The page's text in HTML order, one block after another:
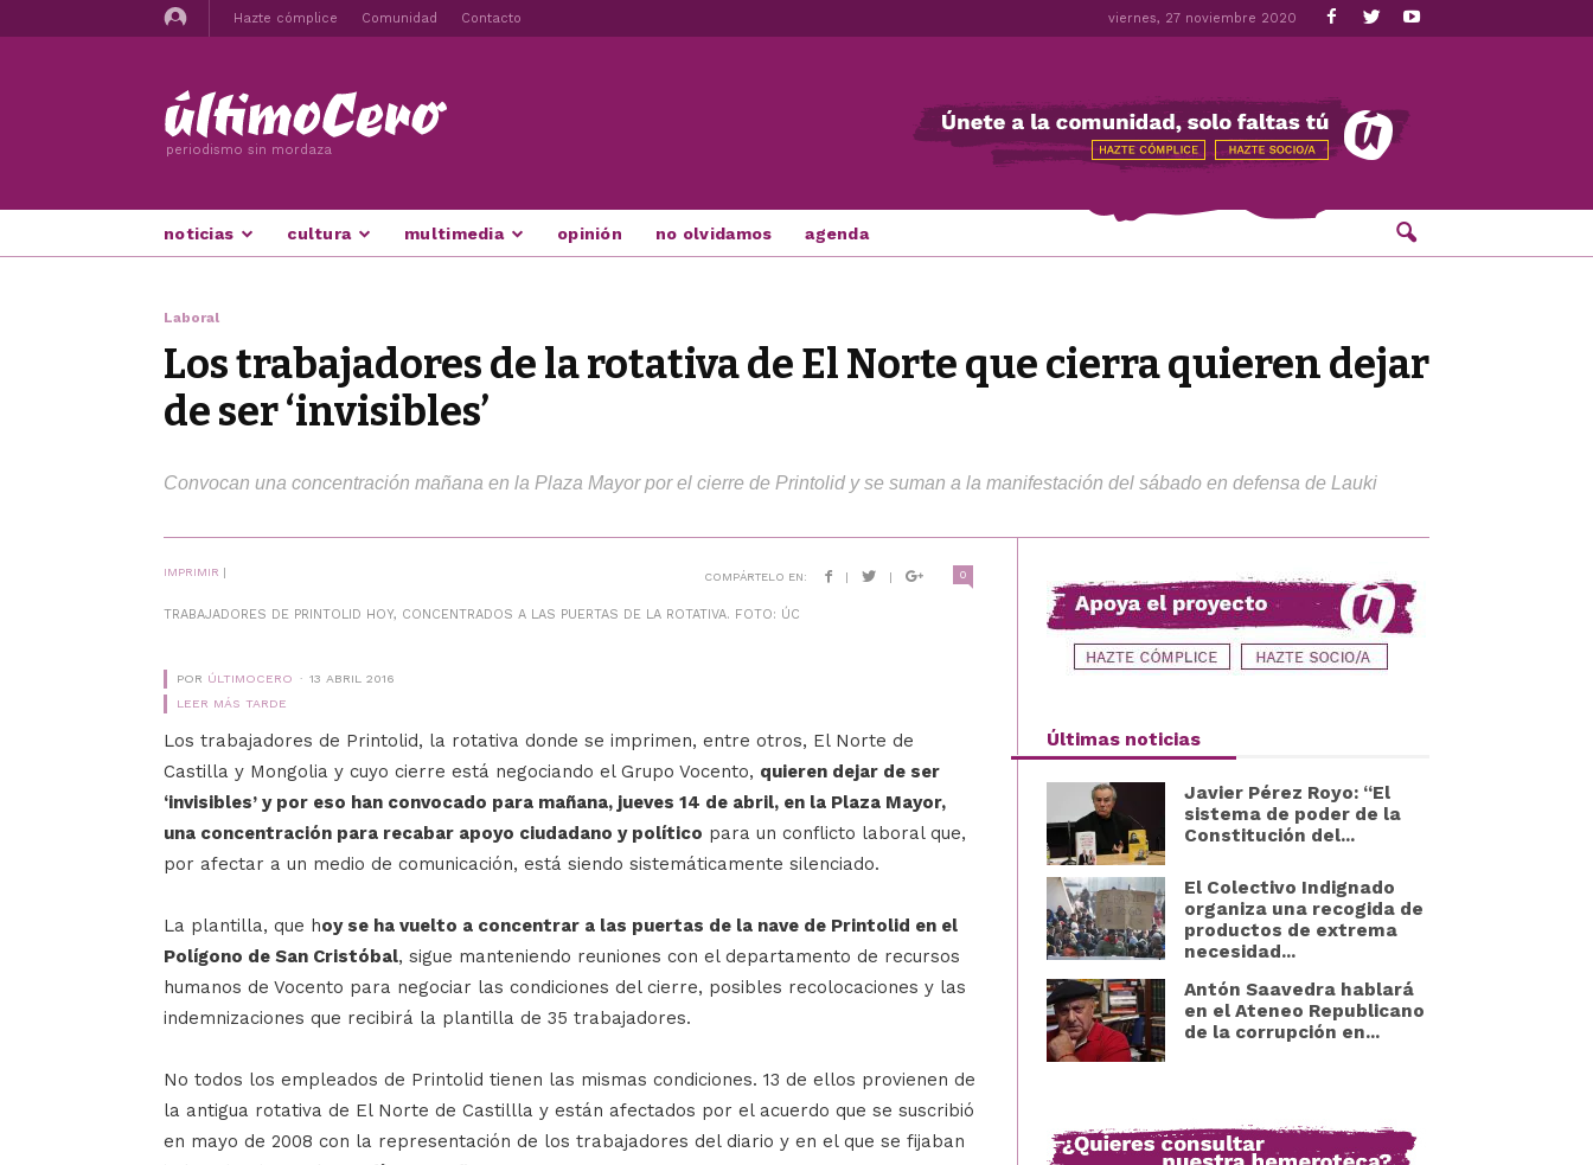
Hazte cómplice Comunidad Contacto viernes, 27 noviembre 2020
periodismo sin mordaza
noticias cultura multimedia opinión no olvidamos agenda
Laboral
Los trabajadores de la rotativa de El Norte que cierra quieren dejar
de ser ‘invisibles’
Convocan una concentración mañana en la Plaza Mayor por el cierre de Printolid y se suman a la manifestación del sábado en defensa de Lauki
IMPRIMIR | COMPÁRTELO EN: | | 0
TRABAJADORES DE PRINTOLID HOY, CONCENTRADOS A LAS PUERTAS DE LA ROTATIVA. FOTO: ÚC
POR ÚLTIMOCERO
13 ABRIL 2016
LEER MÁS TARDE
Los trabajadores de Printolid, la rotativa donde se imprimen, entre otros, El Norte de
Castilla y Mongolia y cuyo cierre está negociando el Grupo Vocento, quieren dejar de ser
‘invisibles’ y por eso han convocado para mañana, jueves 14 de abril, en la Plaza Mayor,
una concentración para recabar apoyo ciudadano y político para un conflicto laboral que,
por afectar a un medio de comunicación, está siendo sistemáticamente silenciado.
La plantilla, que hoy se ha vuelto a concentrar a las puertas de la nave de Printolid en el
Polígono de San Cristóbal, sigue manteniendo reuniones con el departamento de recursos
humanos de Vocento para negociar las condiciones del cierre, posibles recolocaciones y las
indemnizaciones que recibirá la plantilla de 35 trabajadores.
No todos los empleados de Printolid tienen las mismas condiciones. 13 de ellos provienen de
la antigua rotativa de El Norte de Castillla y están afectados por el acuerdo que se suscribió
en mayo de 2008 con la representación de los trabajadores del diario y en el que se fijaban
Últimas noticias
Javier Pérez Royo: “El
sistema de poder de la
Constitución del...
El Colectivo Indignado
organiza una recogida de
productos de extrema
necesidad...
Antón Saavedra hablará
en el Ateneo Republicano
de la corrupción en...